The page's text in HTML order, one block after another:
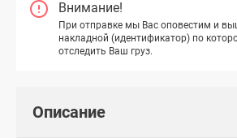
Внимание!
При отправке мы Вас оповестим и
накладной (идентификатор) по
отследить Ваш груз.
Описание